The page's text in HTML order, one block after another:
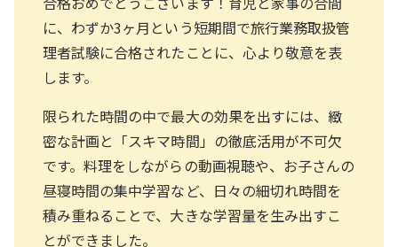
に、わずか3ヶ月という短期間で旅行業務取扱管
理者試験に合格されたことに、心より敬意を表
します。
限られた時間の中で最大の効果を出すには、緻
密な計画と「スキマ時間」の徹底活用が不可欠
です。料理をしながらの動画視聴や、お子さんの
昼寝時間の集中学習など、日々の細切れ時間を
積み重ねることで、大きな学習量を生み出すこ
とができました。